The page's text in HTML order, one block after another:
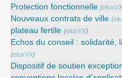
Protection fonctionnelle (
Nouveaux contrats de ville (
plateau fertile (elusVX)
Echos du conseil : solidarité,
(elusVX)
Dispositif de soutien